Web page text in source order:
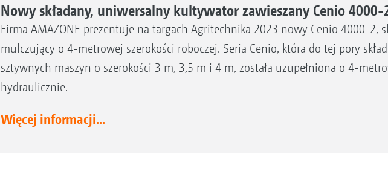
Nowy składany, uniwersalny kultywator zawieszany Cenio 4000-
Firma AMAZONE prezentuje na targach Agritechnika 2023 nowy Cenio 4000-2,
mulczujący o 4-metrowej szerokości roboczej. Seria Cenio, która do tej pory
sztywnych maszyn o szerokości 3 m, 3,5 m i 4 m, została uzupełniona o 4-
hydraulicznie.
Więcej informacji...